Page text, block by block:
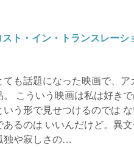
ト・イン・トランスレーシ
ても話題になった映画で、
。 こういう映画は私は好き
いう形で見せつけるのでは
あるのは いいんだけど。異
独や寂しさの…